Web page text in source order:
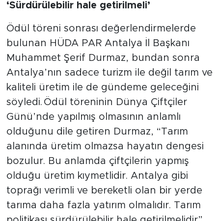
‘Sürdürülebilir hale getirilmeli’
Ödül töreni sonrası değerlendirmelerde
bulunan HÜDA PAR Antalya İl Başkanı
Muhammet Şerif Durmaz, bundan sonra
Antalya’nın sadece turizm ile değil tarım ve
kaliteli üretim ile de gündeme geleceğini
söyledi. Ödül töreninin Dünya Çiftçiler
Günü’nde yapılmış olmasının anlamlı
olduğunu dile getiren Durmaz, “Tarım
alanında üretim olmazsa hayatın dengesi
bozulur. Bu anlamda çiftçilerin yapmış
olduğu üretim kıymetlidir. Antalya gibi
toprağı verimli ve bereketli olan bir yerde
tarıma daha fazla yatırım olmalıdır. Tarım